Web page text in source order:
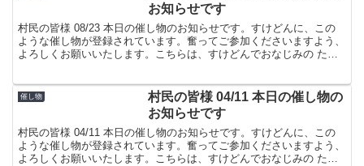
お知らせです
村民の皆様 08/23 本日の催し物のお知らせです。すけどんに、この
ような催し物が登録されています。奮ってご参加くださいますよう、
よろしくお願いいたします。こちらは、すけどんでおなじみの たま
催し物
村民の皆様 04/11 本日の催し物の
お知らせです
村民の皆様 04/11 本日の催し物のお知らせです。すけどんに、この
ような催し物が登録されています。奮ってご参加くださいますよう、
よろしくお願いいたします。こちらは、すけどんでおなじみの たま